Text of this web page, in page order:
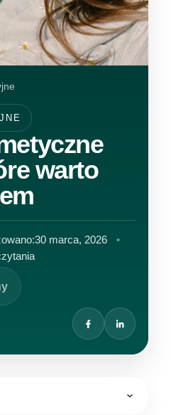
warto
30 marca, 2026